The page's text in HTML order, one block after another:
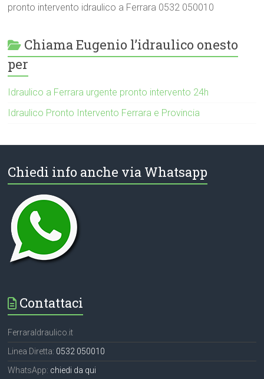
pronto intervento idraulico a Ferrara 0532 050010
Chiama Eugenio l’idraulico onesto
per
Idraulico a Ferrara urgente pronto intervento 24h
Idraulico Pronto Intervento Ferrara e Provincia
Chiedi info anche via Whatsapp
Contattaci
FerraraIdraulico.it
Linea Diretta: 0532 050010
WhatsApp: chiedi da qui